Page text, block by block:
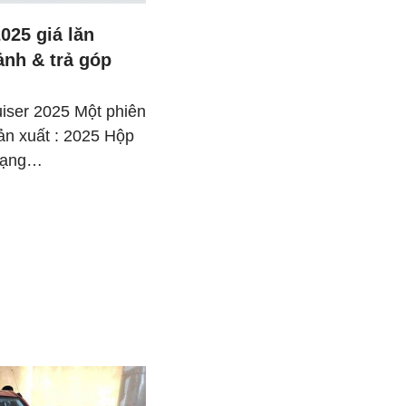
giá lăn
& trả góp
2025 Một phiên
xuất : 2025 Hộp